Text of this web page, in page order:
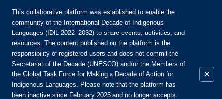
Join the Community:
EN
This collaborative platform was established to enable the
community of the International Decade of Indigenous
Languages (IDIL 2022–2032) to share events, activities, and
resources. The content published on the platform is the
responsibility of registered users and does not commit the
Secretariat of the Decade (UNESCO) and/or the Members of
the Global Task Force for Making a Decade of Action for
Indigenous Languages. Please note that the platform has
been inactive since February 2025 and no longer accepts
×